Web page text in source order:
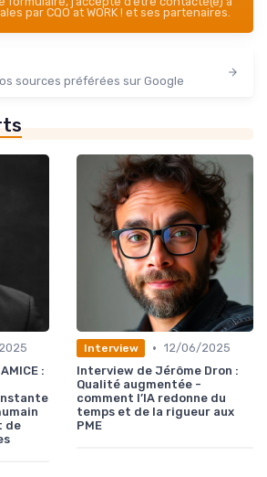
par CQO at WORK ! et ses partenaires.
sources préférées sur Google
:
de
Interview • 12/06/2025
Interview de Jérôme Dron :
Qualité augmentée -
comment l’IA redonne du
temps et de la rigueur aux
PME